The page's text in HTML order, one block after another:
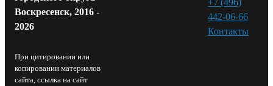
Воскресенск, 2016 -
2026
При цитировании или
копировании материалов
сайта, ссылка на сайт
442-06-66
Контакты⁠